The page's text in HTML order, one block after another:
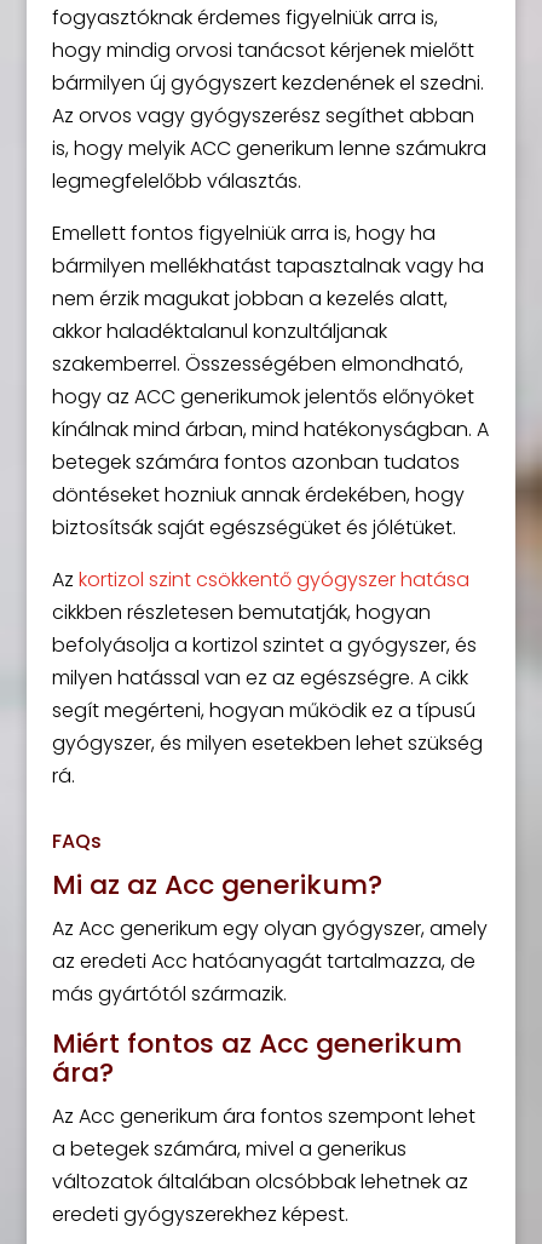
fogyasztóknak érdemes figyelniük arra is,
hogy mindig orvosi tanácsot kérjenek mielőtt
bármilyen új gyógyszert kezdenének el szedni.
Az orvos vagy gyógyszerész segíthet abban
is, hogy melyik ACC generikum lenne számukra
legmegfelelőbb választás.
Emellett fontos figyelniük arra is, hogy ha
bármilyen mellékhatást tapasztalnak vagy ha
nem érzik magukat jobban a kezelés alatt,
akkor haladéktalanul konzultáljanak
szakemberrel. Összességében elmondható,
hogy az ACC generikumok jelentős előnyöket
kínálnak mind árban, mind hatékonyságban. A
betegek számára fontos azonban tudatos
döntéseket hozniuk annak érdekében, hogy
biztosítsák saját egészségüket és jólétüket.
Az kortizol szint csökkentő gyógyszer hatása
cikkben részletesen bemutatják, hogyan
befolyásolja a kortizol szintet a gyógyszer, és
milyen hatással van ez az egészségre. A cikk
segít megérteni, hogyan működik ez a típusú
gyógyszer, és milyen esetekben lehet szükség
rá.
FAQs
Mi az az Acc generikum?
Az Acc generikum egy olyan gyógyszer, amely
az eredeti Acc hatóanyagát tartalmazza, de
más gyártótól származik.
Miért fontos az Acc generikum
ára?
Az Acc generikum ára fontos szempont lehet
a betegek számára, mivel a generikus
változatok általában olcsóbbak lehetnek az
eredeti gyógyszerekhez képest.